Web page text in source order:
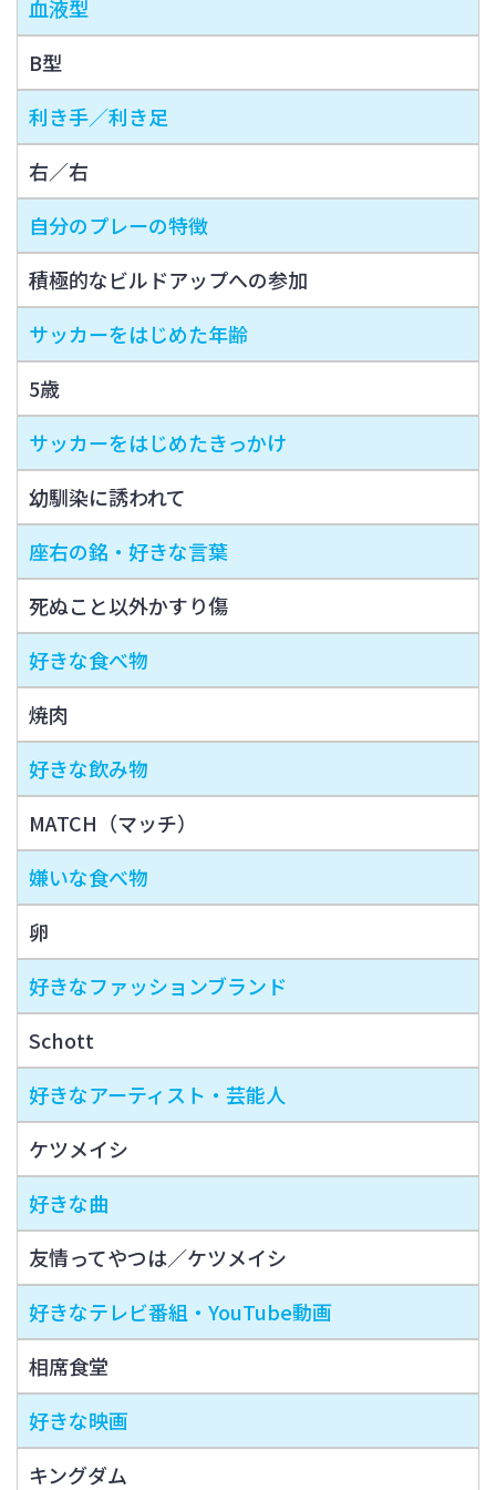
血液型
B型
利き手／利き足
右／右
自分のプレーの特徴
積極的なビルドアップへの参加
サッカーをはじめた年齢
5歳
サッカーをはじめたきっかけ
幼馴染に誘われて
座右の銘・好きな言葉
死ぬこと以外かすり傷
好きな食べ物
焼肉
好きな飲み物
MATCH（マッチ）
嫌いな食べ物
卵
好きなファッションブランド
Schott
好きなアーティスト・芸能人
ケツメイシ
好きな曲
友情ってやつは／ケツメイシ
好きなテレビ番組・YouTube動画
相席食堂
好きな映画
キングダム